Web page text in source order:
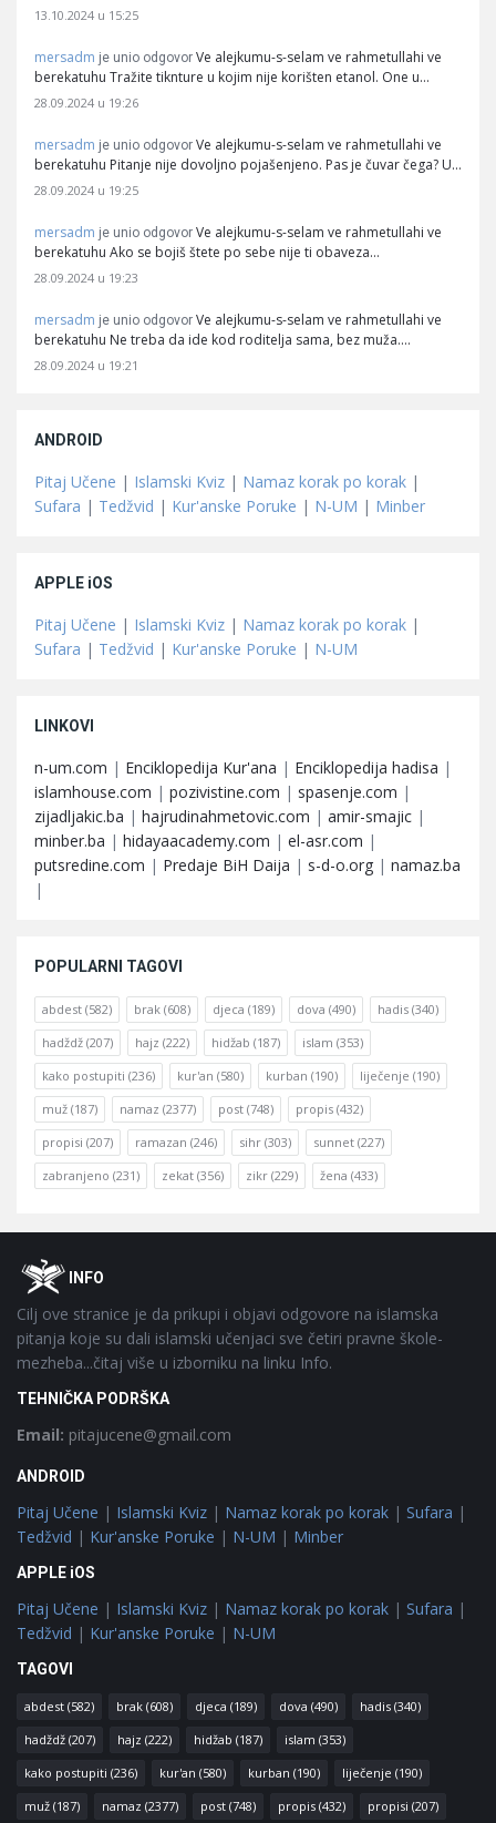
13.10.2024 u 15:25
mersadm je unio odgovor Ve alejkumu-s-selam ve rahmetullahi ve
berekatuhu Tražite tiknture u kojim nije korišten etanol. One u…
28.09.2024 u 19:26
mersadm je unio odgovor Ve alejkumu-s-selam ve rahmetullahi ve
berekatuhu Pitanje nije dovoljno pojašenjeno. Pas je čuvar čega? U…
28.09.2024 u 19:25
mersadm je unio odgovor Ve alejkumu-s-selam ve rahmetullahi ve
berekatuhu Ako se bojiš štete po sebe nije ti obaveza…
28.09.2024 u 19:23
mersadm je unio odgovor Ve alejkumu-s-selam ve rahmetullahi ve
berekatuhu Ne treba da ide kod roditelja sama, bez muža.…
28.09.2024 u 19:21
ANDROID
Pitaj Učene | Islamski Kviz | Namaz korak po korak |
Sufara | Tedžvid | Kur'anske Poruke | N-UM | Minber
APPLE iOS
Pitaj Učene | Islamski Kviz | Namaz korak po korak |
Sufara | Tedžvid | Kur'anske Poruke | N-UM
LINKOVI
n-um.com | Enciklopedija Kur'ana | Enciklopedija hadisa |
islamhouse.com | pozivistine.com | spasenje.com |
zijadljakic.ba | hajrudinahmetovic.com | amir-smajic |
minber.ba | hidayaacademy.com | el-asr.com |
putsredine.com | Predaje BiH Daija | s-d-o.org | namaz.ba
|
POPULARNI TAGOVI
abdest (582) brak (608) djeca (189) dova (490) hadis (340)
hadždž (207) hajz (222) hidžab (187) islam (353)
kako postupiti (236) kur'an (580) kurban (190) liječenje (190)
muž (187) namaz (2377) post (748) propis (432)
propisi (207) ramazan (246) sihr (303) sunnet (227)
zabranjeno (231) zekat (356) zikr (229) žena (433)
FooterOINFO
Cilj ove stranice je da prikupi i objavi odgovore na islamska
pitanja koje su dali islamski učenjaci sve četiri pravne škole-
mezheba...čitaj više u izborniku na linku Info.
TEHNIČKA PODRŠKA
Email: pitajucene@gmail.com
ANDROID
Pitaj Učene | Islamski Kviz | Namaz korak po korak | Sufara |
Tedžvid | Kur'anske Poruke | N-UM | Minber
APPLE iOS
Pitaj Učene | Islamski Kviz | Namaz korak po korak | Sufara |
Tedžvid | Kur'anske Poruke | N-UM
TAGOVI
abdest (582) brak (608) djeca (189) dova (490) hadis (340)
hadždž (207) hajz (222) hidžab (187) islam (353)
kako postupiti (236) kur'an (580) kurban (190) liječenje (190)
muž (187) namaz (2377) post (748) propis (432) propisi (207)